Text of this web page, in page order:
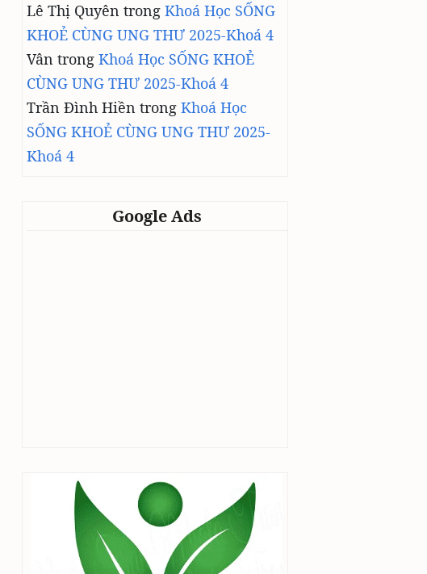
Lê Thị Quyên trong Khoá Học SỐNG
KHOẺ CÙNG UNG THƯ 2025-Khoá 4
Vân trong Khoá Học SỐNG KHOẺ
CÙNG UNG THƯ 2025-Khoá 4
Trần Đình Hiền trong Khoá Học
SỐNG KHOẺ CÙNG UNG THƯ 2025-
Khoá 4
Google Ads